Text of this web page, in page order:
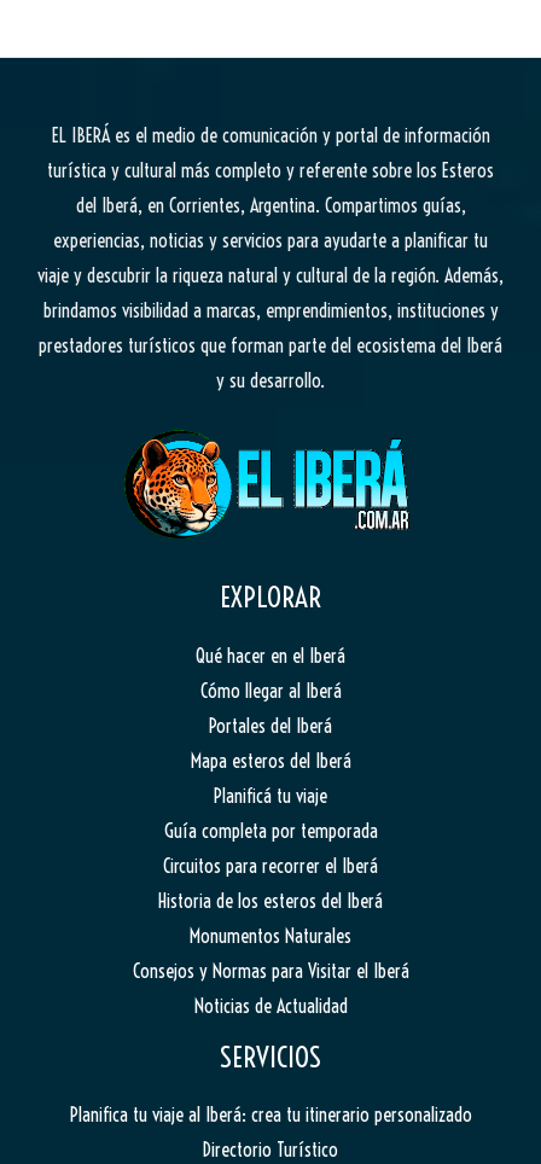
EL IBERÁes el medio de comunicación y portal de información
turística y cultural más completo y referente sobre los Esteros
del Iberá, en Corrientes, Argentina. Compartimos guías,
experiencias, noticias y servicios para ayudarte a planificar tu
viaje y descubrir la riqueza natural y cultural de la región. Además,
brindamos visibilidad a marcas, emprendimientos, instituciones y
prestadores turísticos que forman parte del ecosistema del Iberá
y su desarrollo.
EXPLORAR
Qué hacer en el Iberá
Cómo llegar al Iberá
Portales del Iberá
Mapa esteros del Iberá
Planificá tu viaje
Guía completa por temporada
Circuitos para recorrer el Iberá
Historia de los esteros del Iberá
Monumentos Naturales
Consejos y Normas para Visitar el Iberá
Noticias de Actualidad
SERVICIOS
Planifica tu viaje al Iberá: crea tu itinerario personalizado
Directorio Turístico